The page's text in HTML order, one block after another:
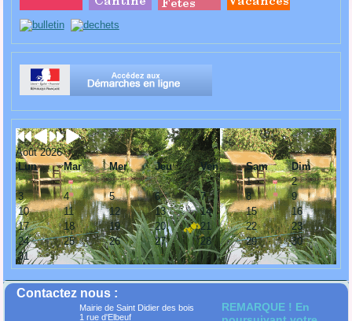
Août 2026
Lun
Mar Mer Jeu Ven Sam
Dim
1
2
3
4 5 6 7 8
9
10
11 12 13 14 15
16
17
18 19 20 21 22
23
24
25 26 27 28 29
30
31
Contactez nous :
Mairie de Saint Didier des bois
1 rue d'Elbeuf
REMARQUE ! En